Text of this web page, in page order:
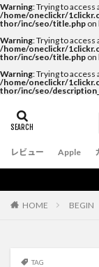
Warning: Trying to
/home/oneclickr/
thor/inc/seo/title.php on
Warning: Trying to
/home/oneclickr/
thor/inc/seo/title.php on
Warning: Trying to
/home/oneclickr/
thor/inc/seo/
レビュー Apple
HOME BEGIN
TAG